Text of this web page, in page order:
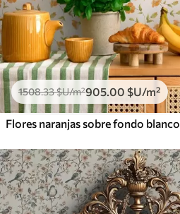
1508.33$U/m²905.00 $U/m²
Flores naranjas sobre fondo blanco